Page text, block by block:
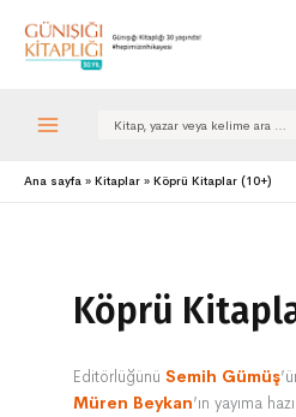
Search
Ana sayfa Kitaplar Köprü Kitaplar (10+)
Köprü
EditörlüğünüSemih Gümüş
Müren Beykan’ın yayıma